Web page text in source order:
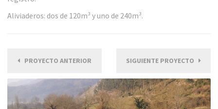
Aliviaderos: dos de 120m³ y uno de 240m³.
PROYECTO ANTERIOR SIGUIENTE PROYECTO